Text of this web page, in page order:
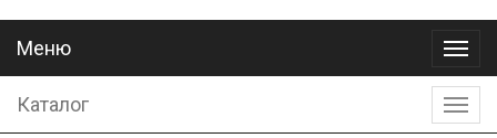
Меню
Меню
Каталог